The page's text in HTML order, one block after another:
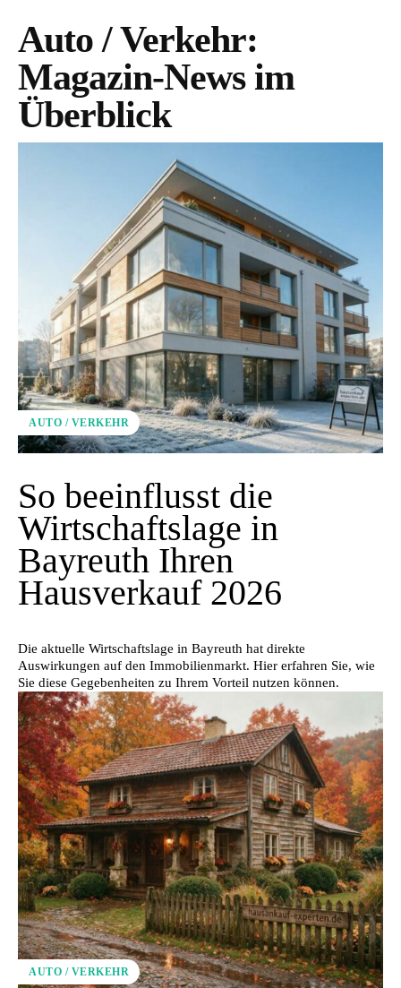
Auto / Verkehr:
Magazin-News im
Überblick
AUTO / VERKEHR
So beeinflusst die
Wirtschaftslage in
Bayreuth Ihren
Hausverkauf 2026
Die aktuelle Wirtschaftslage in Bayreuth hat direkte
Auswirkungen auf den Immobilienmarkt. Hier erfahren Sie, wie
Sie diese Gegebenheiten zu Ihrem Vorteil nutzen können.
AUTO / VERKEHR